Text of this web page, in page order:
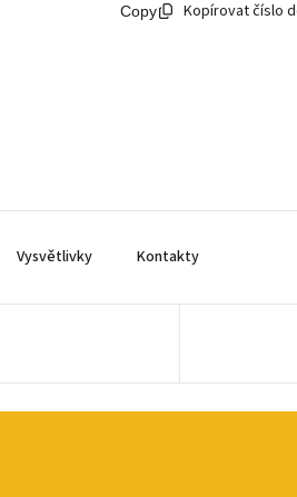
Kopírovat číslo
Vysvětlivky Kontakty